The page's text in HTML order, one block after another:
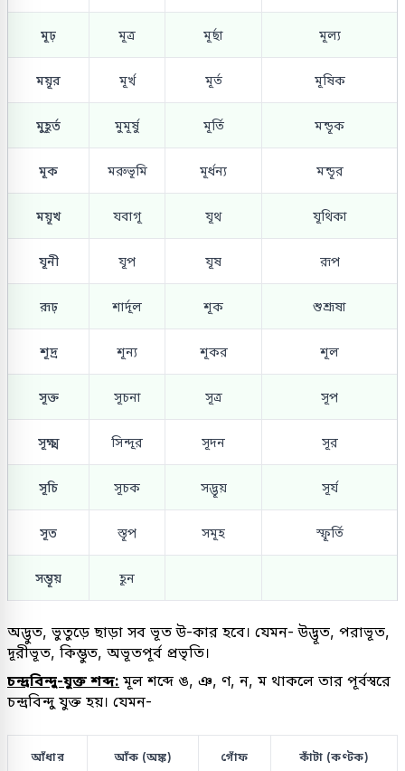
মূঢ় মূত্র মূর্ছা মূল্য
ময়ূর মূর্খ মূর্ত মূষিক
মুহূর্ত মুমূর্ষু মূর্তি মন্ডূক
মূক মরুভূমি মূর্ধন্য মন্ডূর
ময়ূখ যবাগূ যূথ যূথিকা
যূনী যূপ যূষ রূপ
রূঢ় শার্দূল শূক শুশ্রূষা
শূদ্র শূন্য শূকর শূল
সূক্ত সূচনা সূত্র সূপ
সূক্ষ্ম সিন্দূর সূদন সূর
সূচি সূচক সদ্ভূয় সূর্য
সূত স্তূপ সমূহ স্ফূর্তি
সম্ভূয় হূন
অদ্ভুত, ভুতুড়ে ছাড়া সব ভূত উ-কার হবে। যেমন- উদ্ভূত, পরাভূত,
দূরীভূত, কিম্ভুত, অভূতপূর্ব প্রভৃতি।
চন্দ্রবিন্দু-যুক্ত শব্দ: মূল শব্দে ঙ, ঞ, ণ, ন, ম থাকলে তার পূর্বস্বরে
চন্দ্রবিন্দু যুক্ত হয়। যেমন-
আঁধার আঁক (অঙ্ক) গোঁফ কাঁটা (কণ্টক)